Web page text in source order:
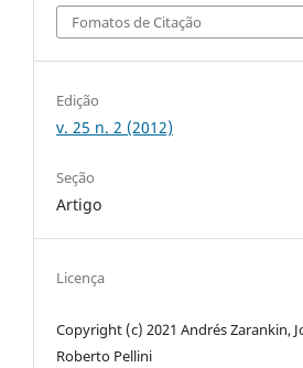
Fomatos de Citação
Edição
v. 25 n. 2 (2012)
Seção
Artigo
Licença
Copyright (c) 2021 Andrés Zarankin,
Roberto Pellini